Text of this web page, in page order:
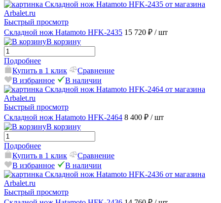
Быстрый просмотр
Складной нож Hatamoto HFK-2435 15 720 ₽ / шт
В корзину
Подробнее
Купить в 1 клик
Сравнение
В избранное
В наличии
Быстрый просмотр
Складной нож Hatamoto HFK-2464 8 400 ₽ / шт
В корзину
Подробнее
Купить в 1 клик
Сравнение
В избранное
В наличии
Быстрый просмотр